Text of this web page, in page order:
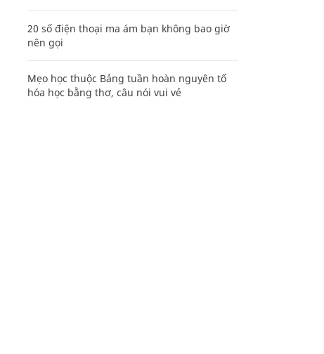
20 số điện thoại ma ám bạn không bao giờ
nên gọi
Mẹo học thuộc Bảng tuần hoàn nguyên tố
hóa học bằng thơ, câu nói vui vẻ